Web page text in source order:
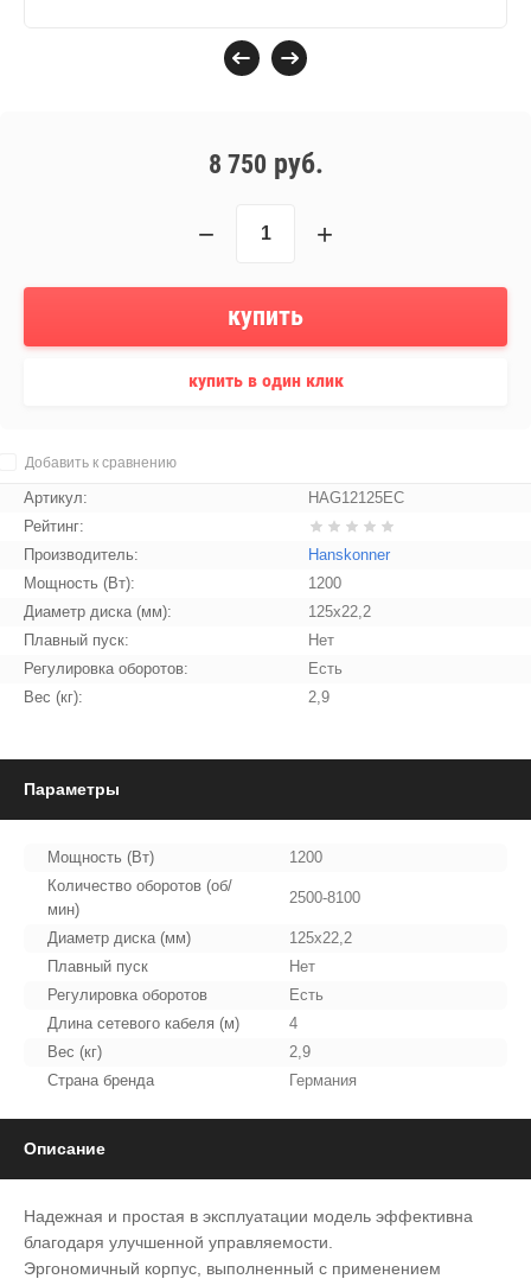
8 750 руб.
− +
купить
купить в один клик
Добавить к сравнению
Артикул:
HAG12125EC
Рейтинг:
Производитель:
Hanskonner
Мощность (Вт):
1200
Диаметр диска (мм):
125x22,2
Плавный пуск:
Нет
Регулировка оборотов:
Есть
Вес (кг):
2,9
Параметры
Мощность (Вт)
1200
Количество оборотов (об/
мин)
2500-8100
Диаметр диска (мм)
125x22,2
Плавный пуск
Нет
Регулировка оборотов
Есть
Длина сетевого кабеля (м)
4
Вес (кг)
2,9
Страна бренда
Германия
Описание
Надежная и простая в эксплуатации модель эффективна
благодаря улучшенной управляемости.
Эргономичный корпус, выполненный с применением